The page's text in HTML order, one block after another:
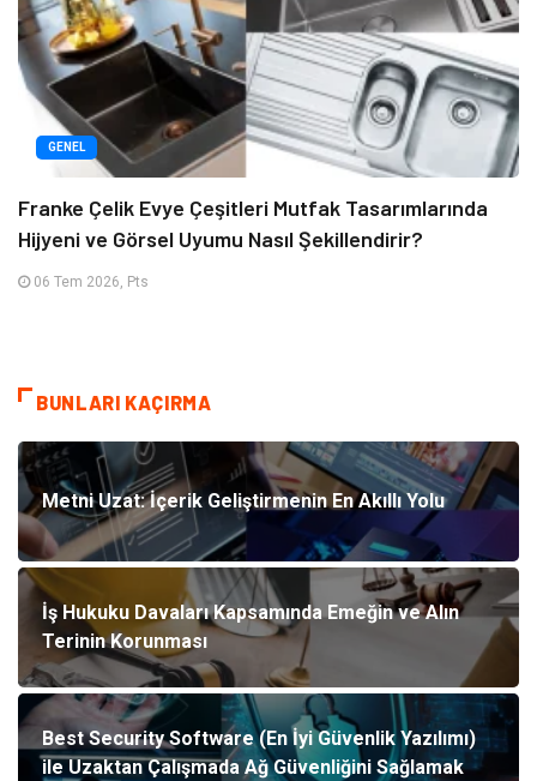
GENEL
Franke Çelik Evye Çeşitleri Mutfak Tasarımlarında
Hijyeni ve Görsel Uyumu Nasıl Şekillendirir?
06 Tem 2026, Pts
BUNLARI KAÇIRMA
Metni Uzat: İçerik Geliştirmenin En Akıllı Yolu
İş Hukuku Davaları Kapsamında Emeğin ve Alın
Terinin Korunması
Best Security Software (En İyi Güvenlik Yazılımı)
ile Uzaktan Çalışmada Ağ Güvenliğini Sağlamak